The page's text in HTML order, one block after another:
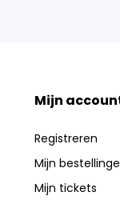
Mijn
Registreren
Mijn
Mijn tickets